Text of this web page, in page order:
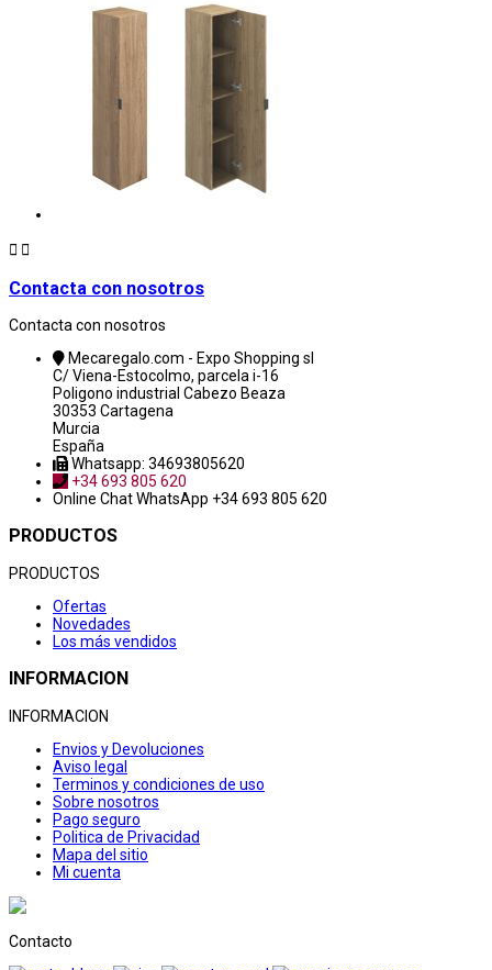
 
Contacta con nosotros
Contacta con nosotros
Mecaregalo.com - Expo Shopping sl
C/ Viena-Estocolmo, parcela i-16
Poligono industrial Cabezo Beaza
30353 Cartagena
Murcia
España
Whatsapp: 34693805620
+34 693 805 620
Online ChatWhatsApp +34 693 805 620
PRODUCTOS
PRODUCTOS
Ofertas
Novedades
Los más vendidos
INFORMACION
INFORMACION
Envios y Devoluciones
Aviso legal
Terminos y condiciones de uso
Sobre nosotros
Pago seguro
Politica de Privacidad
Mapa del sitio
Mi cuenta
Contacto